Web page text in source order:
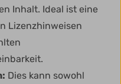
Inhalt. Ideal ist eine
Lizenzhinweisen
Dies kann sowohl